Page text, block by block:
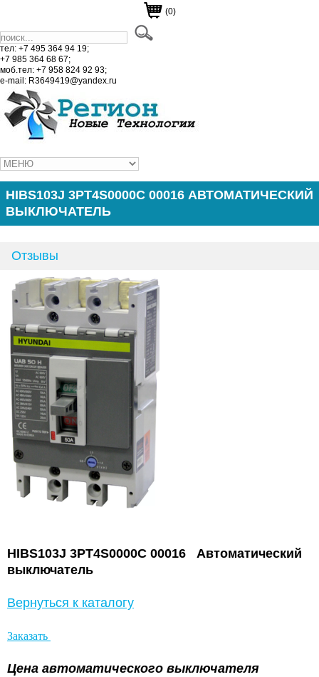
(0)
тел: +7 495 364 94 19;
+7 985 364 68 67;
моб.тел: +7 958 824 92 93;
e-mail: R3649419@yandex.ru
HIBS103J 3PT4S0000C 00016 АВТОМАТИЧЕСКИЙ
ВЫКЛЮЧАТЕЛЬ
Отзывы
HIBS103J 3PT4S0000C 00016 Автоматический
выключатель
Вернуться к каталогу
Заказать
Цена автоматического выключателя